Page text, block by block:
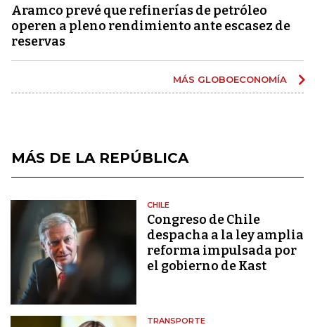
Aramco prevé que refinerías de petróleo
operen a pleno rendimiento ante escasez de
reservas
MÁS GLOBOECONOMÍA
MÁS DE LA REPÚBLICA
CHILE
Congreso de Chile
despacha a la ley amplia
reforma impulsada por
el gobierno de Kast
TRANSPORTE